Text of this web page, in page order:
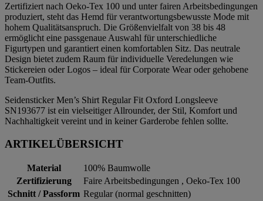
Zertifiziert nach Oeko-Tex 100 und unter fairen Arbeitsbedingungen
produziert, steht das Hemd für verantwortungsbewusste Mode mit
hohem Qualitätsanspruch. Die Größenvielfalt von 38 bis 48
ermöglicht eine passgenaue Auswahl für unterschiedliche
Figurtypen und garantiert einen komfortablen Sitz. Das neutrale
Design bietet zudem Raum für individuelle Veredelungen wie
Stickereien oder Logos – ideal für Corporate Wear oder gehobene
Team-Outfits.
Seidensticker Men’s Shirt Regular Fit Oxford Longsleeve
SN193677 ist ein vielseitiger Allrounder, der Stil, Komfort und
Nachhaltigkeit vereint und in keiner Garderobe fehlen sollte.
ARTIKELÜBERSICHT
Material
100% Baumwolle
Zertifizierung
Faire Arbeitsbedingungen , Oeko-Tex 100
Schnitt / Passform Regular (normal geschnitten)